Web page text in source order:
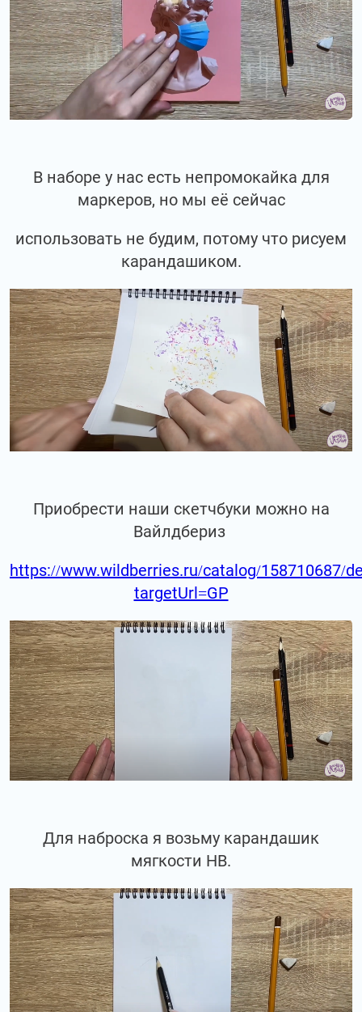
В наборе у нас есть непромокайка для
маркеров, но мы её сейчас
использовать не будим, потому что рисуем
карандашиком.
Приобрести наши скетчбуки можно на
Вайлдбериз
https://www.wildberries.ru/catalog/158710687/
targetUrl=GP
Для наброска я возьму карандашик
мягкости НВ.